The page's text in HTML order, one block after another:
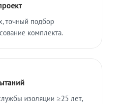
точный подбор
комплекта.
изоляции ≥25 лет,